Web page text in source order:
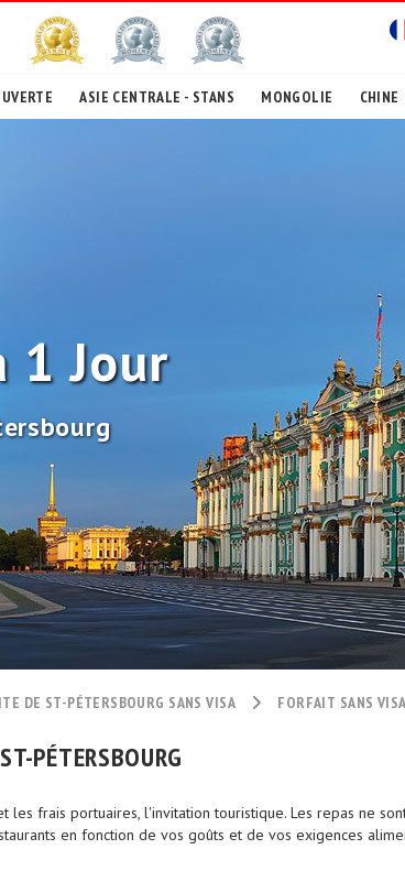
ASIE CENTRALE - STANS MONGOLIE CHINE
1 Jour
DE ST-PÉTERSBOURG SANS VISA FORFAIT SANS
PÉTERSBOURG
les frais portuaires, l'invitation touristique. Les repas ne
en fonction de vos goûts et de vos exigences